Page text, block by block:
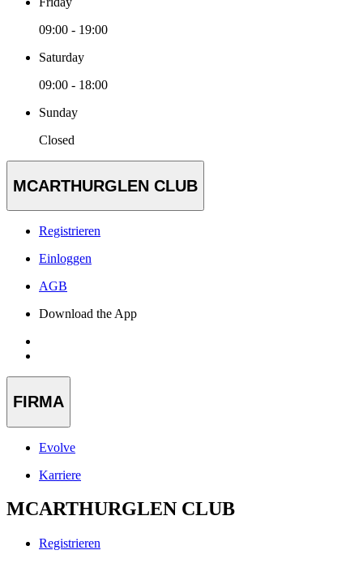
09:00 - 19:00
Saturday
09:00 - 18:00
Sunday
Closed
MCARTHURGLEN CLUB
Registrieren
Einloggen
AGB
Download the App
FIRMA
Evolve
Karriere
MCARTHURGLEN CLUB
Registrieren